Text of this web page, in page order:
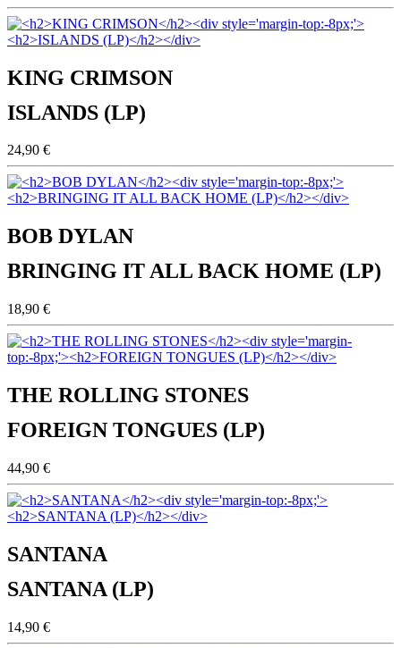
KING CRIMSON
ISLANDS (LP)
24,90 €
BOB DYLAN
BRINGING IT ALL BACK HOME (LP)
18,90 €
THE ROLLING STONES
FOREIGN TONGUES (LP)
44,90 €
SANTANA
SANTANA (LP)
14,90 €